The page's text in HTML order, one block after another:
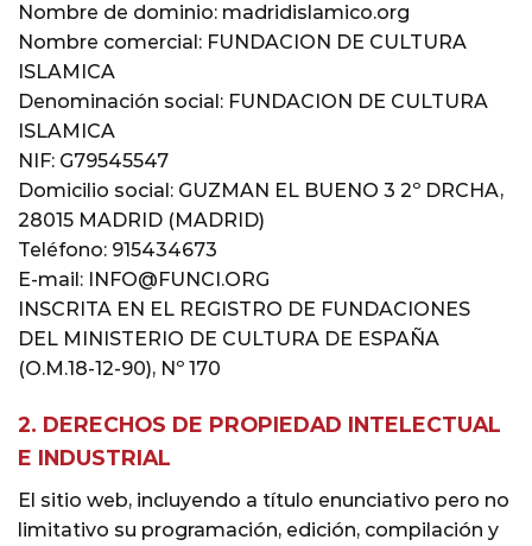
Nombre de dominio: madridislamico.org
Nombre comercial: FUNDACION DE CULTURA
ISLAMICA
Denominación social: FUNDACION DE CULTURA
ISLAMICA
NIF: G79545547
Domicilio social: GUZMAN EL BUENO 3 2º DRCHA,
28015 MADRID (MADRID)
Teléfono: 915434673
E-mail: INFO@FUNCI.ORG
INSCRITA EN EL REGISTRO DE FUNDACIONES
DEL MINISTERIO DE CULTURA DE ESPAÑA
(O.M.18-12-90), Nº 170
2. DERECHOS DE PROPIEDAD INTELECTUAL
E INDUSTRIAL
El sitio web, incluyendo a título enunciativo pero no
limitativo su programación, edición, compilación y